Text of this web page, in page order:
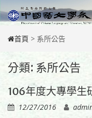
to
content
首頁 > 系所公告
分類: 系所公告
106年度大專學生
12/27/2016